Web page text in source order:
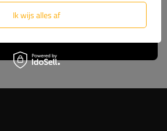
Lees meer over ons
Ik wijs alles af